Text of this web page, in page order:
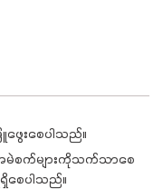
ေးစေပါသည်။
အမဲစက်များကိုသက်သာစေ
စေပါသည်။